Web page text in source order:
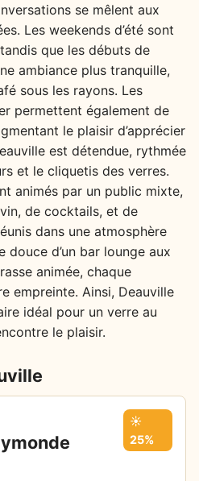
se mêlent aux
Les weekends d’été sont
que les débuts de
ambiance plus tranquille,
sous les rayons. Les
permettent également de
le plaisir d’apprécier
est détendue, rythmée
et le cliquetis des verres.
animés par un public mixte,
de cocktails, et de
dans une atmosphère
douce d’un bar lounge aux
animée, chaque
empreinte. Ainsi, Deauville
idéal pour un verre au
le plaisir.
☀️
25%